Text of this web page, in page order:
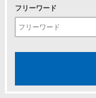
フリーワード